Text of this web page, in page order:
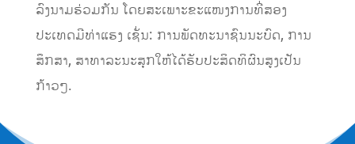
ລົງນາມຮ່ວມກັນ ໂດຍສະເພາະຂະແໜງການທີ່ສອງ
ປະເທດມີທ່າແຮງ ເຊັ່ນ: ການພັດທະນາຊົນນະບົດ, ການ
ສຶກສາ, ສາທາລະນະສຸກໃຫ້ໄດ້ຮັບປະສິດທິຜົນສູງເປັນ
ກ້າວໆ.